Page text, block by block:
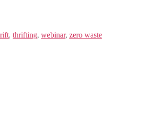
, thrifting, webinar, zero waste